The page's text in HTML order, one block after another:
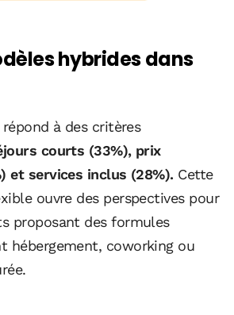
hybrides dans
à des critères
courts (33%), prix
et services inclus (28%). Cette
ouvre des perspectives pour
proposant des formules
hébergement, coworking ou